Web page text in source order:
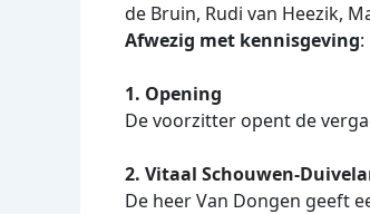
de Bruin, Rudi van Heezik,
Afwezig met kennisgeving
1. Opening
De voorzitter opent de
2. Vitaal Schouwen-
De heer Van Dongen geeft